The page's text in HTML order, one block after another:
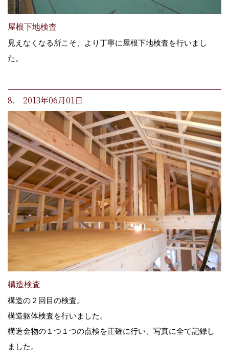
屋根下地検査
見えなくなる所こそ、より丁寧に屋根下地検査を行いまし
た。
8. 2013年06月01日
構造検査
構造の２回目の検査。
構造躯体検査を行いました。
構造金物の１つ１つの点検を正確に行い、写真に全て記録し
ました。